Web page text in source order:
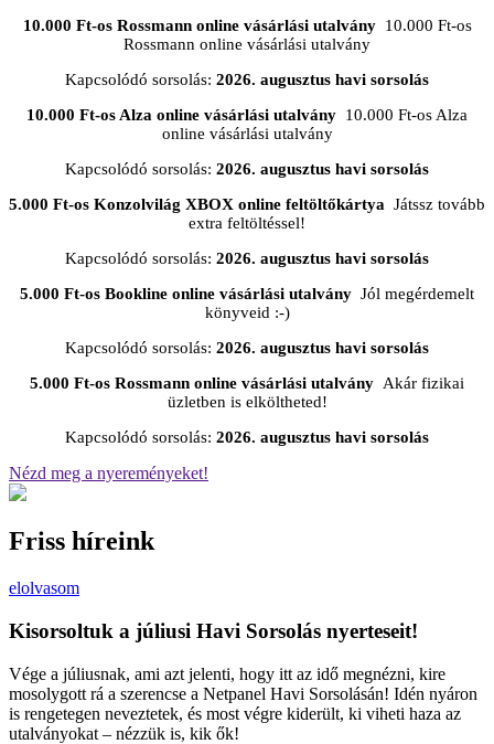
10.000 Ft-os Rossmann online vásárlási utalvány10.000 Ft-os
Rossmann online vásárlási utalvány
Kapcsolódó sorsolás: 2026. augusztus havi sorsolás
10.000 Ft-os Alza online vásárlási utalvány 10.000 Ft-os Alza
online vásárlási utalvány
Kapcsolódó sorsolás: 2026. augusztus havi sorsolás
5.000 Ft-os Konzolvilág XBOX online feltöltőkártya Játssz tovább
extra feltöltéssel!
Kapcsolódó sorsolás: 2026. augusztus havi sorsolás
5.000 Ft-os Bookline online vásárlási utalvány Jól megérdemelt
könyveid :-)
Kapcsolódó sorsolás: 2026. augusztus havi sorsolás
5.000 Ft-os Rossmann online vásárlási utalvány Akár fizikai
üzletben is elköltheted!
Kapcsolódó sorsolás: 2026. augusztus havi sorsolás
Nézd meg a nyereményeket!
Friss híreink
elolvasom
Kisorsoltuk a júliusi Havi Sorsolás nyerteseit!
Vége a júliusnak, ami azt jelenti, hogy itt az idő megnézni, kire
mosolygott rá a szerencse a Netpanel Havi Sorsolásán! Idén nyáron
is rengetegen neveztetek, és most végre kiderült, ki viheti haza az
utalványokat – nézzük is, kik ők!